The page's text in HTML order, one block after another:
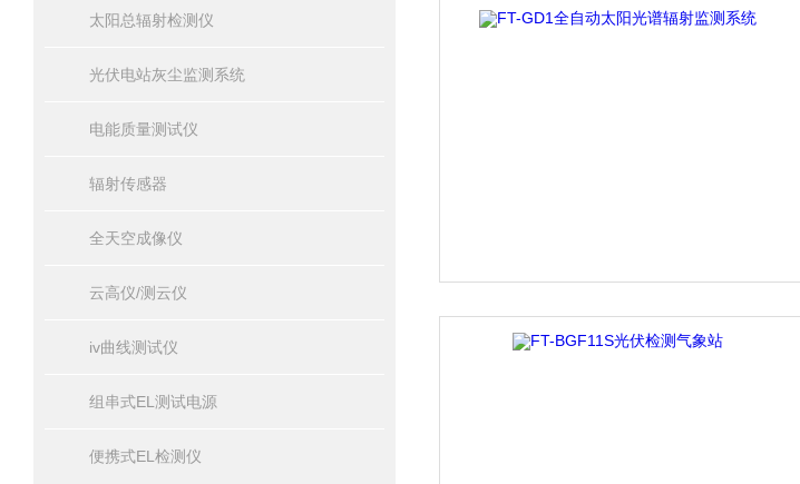
太阳总辐射检测仪
光伏电站灰尘监测系统
电能质量测试仪
辐射传感器
全天空成像仪
云高仪/测云仪
iv曲线测试仪
组串式EL测试电源
便携式EL检测仪